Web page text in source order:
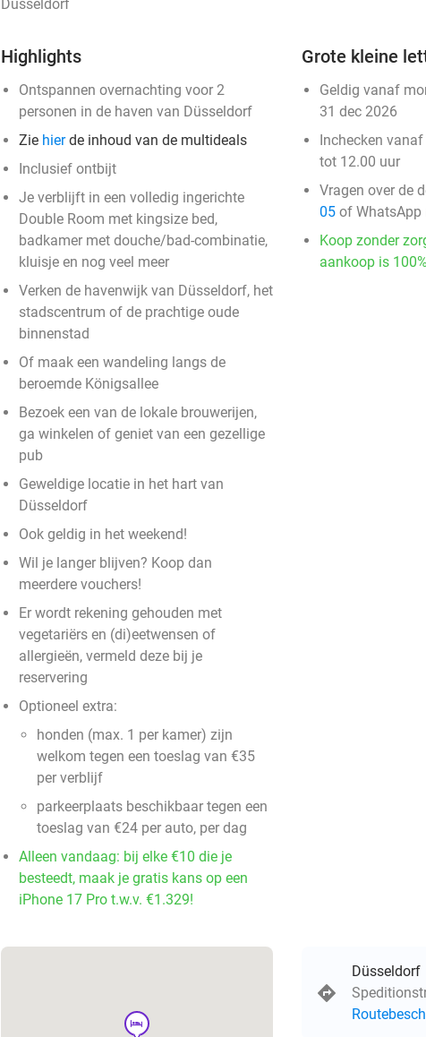
Düsseldorf
Highlights
Ontspannen overnachting voor 2
personen in de haven van Düsseldorf
Zie hierde inhoud van de multideals
Inclusief ontbijt
Je verblijft in een volledig ingerichte
Double Room met kingsize bed,
badkamer met douche/bad-combinatie,
kluisje en nog veel meer
Verken de havenwijk van Düsseldorf, het
stadscentrum of de prachtige oude
binnenstad
Of maak een wandeling langs de
beroemde Königsallee
Bezoek een van de lokale brouwerijen,
ga winkelen of geniet van een gezellige
pub
Geweldige locatie in het hart van
Düsseldorf
Ook geldig in het weekend!
Wil je langer blijven? Koop dan
meerdere vouchers!
Er wordt rekening gehouden met
vegetariërs en (di)eetwensen of
allergieën, vermeld deze bij je
reservering
Optioneel extra:
honden (max. 1 per kamer) zijn
welkom tegen een toeslag van €35
per verblijf
parkeerplaats beschikbaar tegen een
toeslag van €24 per auto, per dag
Alleen vandaag: bij elke €10 die je
besteedt, maak je gratis kans op een
iPhone 17 Pro t.w.v. €1.329!
Grote kleine
Geldig vanaf
31 dec 2026
Inchecken
tot 12.00 uur
Vragen over de
05 of WhatsApp
Koop zonder
aankoop is
hotel
Düsseldorf